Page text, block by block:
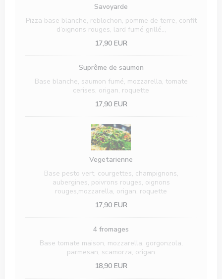
Savoyarde
Pizza base blanche, reblochon, pomme de terre, confit
d’oignons rouges, lard fumé grillé..,
17,90 EUR
Suprême de saumon
Base blanche, saumon fumé, mozzarella, tomate
cerises, origan, roquette
17,90 EUR
Vegetarienne
Base pesto vert, courgettes, champignons,
aubergines, poivrons rouges, oignons
rouges,mozzarella, origan, roquette
17,90 EUR
4 fromages
Base tomate maison, mozzarella, gorgonzola,
parmesan, scamorza, origan
18,90 EUR